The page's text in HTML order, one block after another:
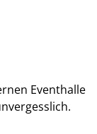
Eventhalle